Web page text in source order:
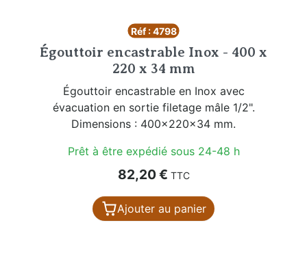
Réf : 4798
Égouttoir encastrable Inox - 400 x
220 x 34 mm
Égouttoir encastrable en Inox avec
évacuation en sortie filetage mâle 1/2".
Dimensions : 400x220x34 mm.
Prêt à être expédié sous 24-48 h
Prix
82,20 € TTC
Ajouter au panier